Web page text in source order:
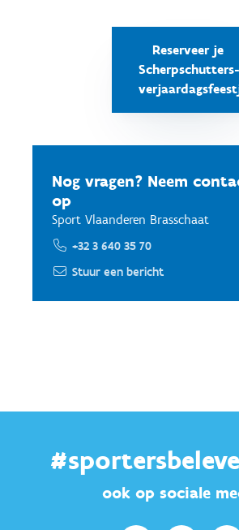
Reserveer je
Scherpschutters-
Nog vragen? Neem
op
Sport Vlaanderen Brasschaat
+32 3 640 35 70
Stuur een bericht
ook op sociale